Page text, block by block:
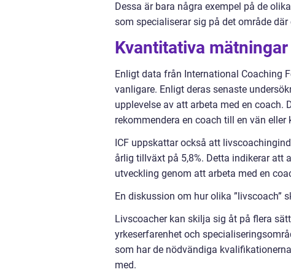
Dessa är bara några exempel på de
som specialiserar sig på det område
Kvantitativa mätningar
Enligt data från International Coaching
vanligare. Enligt deras senaste
upplevelse av att arbeta med en coach.
rekommendera en coach till en vän eller
ICF uppskattar också att
årlig tillväxt på 5,8%. Detta indikerar att
utveckling genom att arbeta med en
En diskussion om hur olika ”livscoach”
Livscoacher kan skilja sig åt på flera
yrkeserfarenhet och
som har de nödvändiga
med.